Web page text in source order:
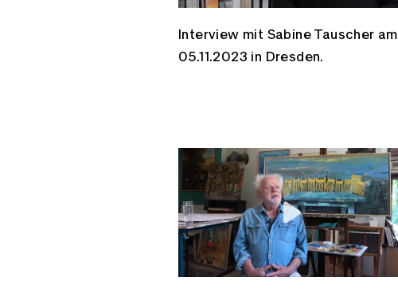
Interview mit Sabine Tauscher am
05.11.2023 in Dresden.